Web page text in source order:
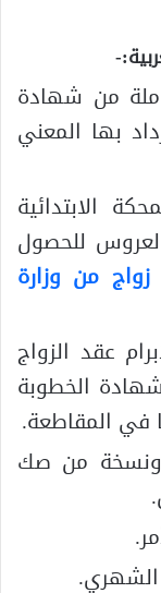
من شهادة
بها المعني
الابتدائية
للحصول
من وزارة
عقد الزواج
الخطوبة
في المقاطعة.
ونسخة من صك